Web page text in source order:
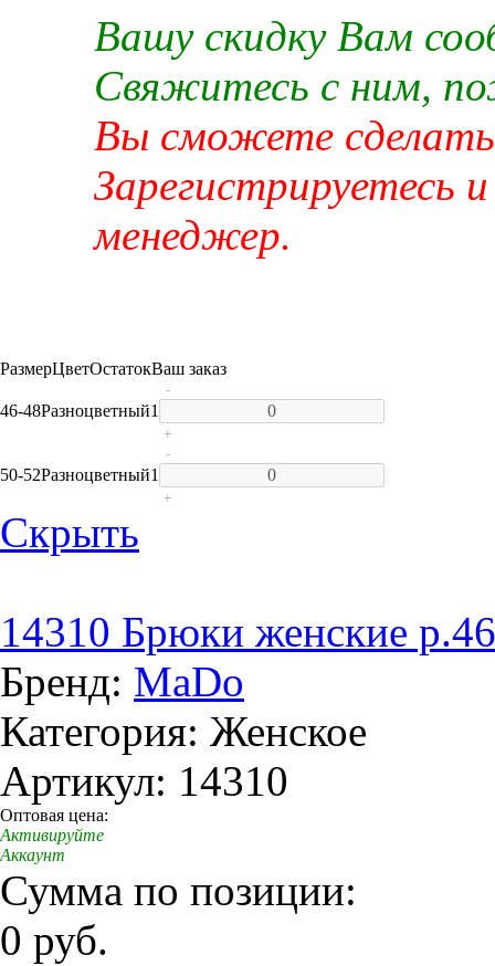
Вашу скидку Вам
Свяжитесь с ним,
Вы сможете сделать
Зарегистрируетесь
менеджер.
РазмерЦветОстатокВаш заказ
46-48Разноцветный1
-
+
50-52Разноцветный1
-
+
Скрыть
14310 Брюки женские
Бренд: MaDo
Категория: Женское
Артикул: 14310
Оптовая цена:
Активируйте
Аккаунт
Сумма по позиции:
0 руб.